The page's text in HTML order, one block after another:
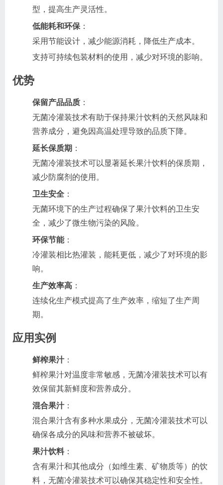
型，提高生产灵活性。
低能耗和环保 ：
采用节能设计，减少能源消耗，降低生产成本。
支持可持续包装材料的使用，减少对环境的影响。
优势
保留产品品质 ：
无菌冷灌装技术有助于保持果汁饮料的天然风味和
营养成分，避免因高温处理导致的品质下降。
延长保质期 ：
无菌冷灌装技术可以显著延长果汁饮料的保质期，
减少防腐剂的使用。
卫生安全 ：
无菌环境下的生产过程确保了果汁饮料的卫生安
全，减少了微生物污染的风险。
环保节能：
冷灌装相比热灌装，能耗更低，减少了对环境的影
响。
生产效率高 ：
连续化生产模式提高了生产效率，缩短了生产周
期。
应用实例
鲜榨果汁：
鲜榨果汁对温度非常敏感，无菌冷灌装技术可以有
效保留其新鲜度和营养成分。
混合果汁：
混合果汁含有多种水果成分，无菌冷灌装技术可以
确保各成分的风味和营养不被破坏。
果汁饮料：
含有果汁和其他成分（如维生素、矿物质等）的饮
料，无菌冷灌装技术可以确保其稳定性和安全性。